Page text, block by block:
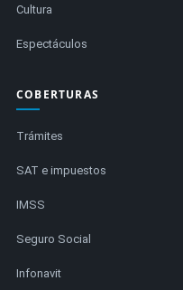
Cultura
Espectáculos
COBERTURAS
Trámites
SAT e impuestos
IMSS
Seguro Social
Infonavit